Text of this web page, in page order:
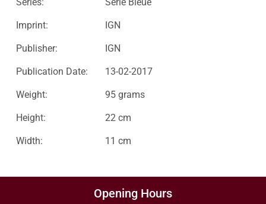
Imprint: IGN
Publisher: IGN
Publication Date: 13-02-2017
Weight: 95 grams
Height: 22 cm
Width: 11 cm
Opening Hours